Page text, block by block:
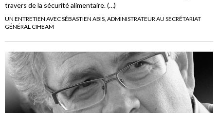
travers de la sécurité alimentaire. (…)
UN ENTRETIEN AVEC SÉBASTIEN ABIS, ADMINISTRATEUR AU SECRÉTARIAT
GÉNÉRAL CIHEAM